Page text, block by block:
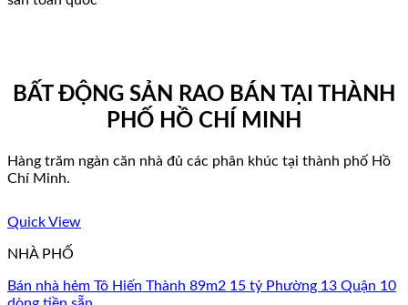
BẤT ĐỘNG SẢN RAO BÁN TẠI THÀNH
PHỐ HỒ CHÍ MINH
Hàng trăm ngàn căn nhà đủ các phân khúc tại thành phố Hồ
Chí Minh.
Quick View
NHÀ PHỐ
Bán nhà hẻm Tô Hiến Thành 89m2 15 tỷ Phường 13 Quận 10